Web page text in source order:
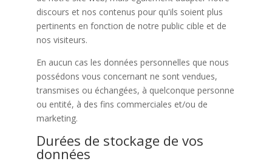
discours et nos contenus pour qu'ils soient plus
pertinents en fonction de notre public cible et de
nos visiteurs.
En aucun cas les données personnelles que nous
possédons vous concernant ne sont vendues,
transmises ou échangées, à quelconque personne
ou entité, à des fins commerciales et/ou de
marketing.
Durées de stockage de vos
données